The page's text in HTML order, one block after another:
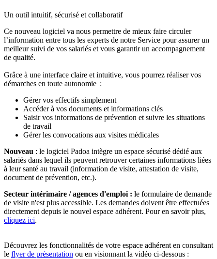
Un outil intuitif, sécurisé et collaboratif
Ce nouveau logiciel va nous permettre de mieux faire circuler
l’information entre tous les experts de notre Service pour assurer un
meilleur suivi de vos salariés et vous garantir un accompagnement
de qualité.
Grâce à une interface claire et intuitive, vous pourrez réaliser vos
démarches en toute autonomie :
Gérer vos effectifs simplement
Accéder à vos documents et informations clés
Saisir vos informations de prévention et suivre les situations
de travail
Gérer les convocations aux visites médicales
Nouveau : le logiciel Padoa intègre un espace sécurisé dédié aux
salariés dans lequel ils peuvent retrouver certaines informations liées
à leur santé au travail (information de visite, attestation de visite,
document de prévention, etc.).
Secteur intérimaire / agences d'emploi : le formulaire de demande
de visite n'est plus accessible. Les demandes doivent être effectuées
directement depuis le nouvel espace adhérent. Pour en savoir plus,
cliquez ici.
Découvrez les fonctionnalités de votre espace adhérent en consultant
le flyer de présentation ou en visionnant la vidéo ci-dessous :